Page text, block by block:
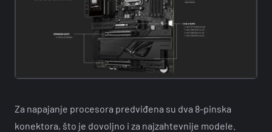
Za napajanje procesora predviđena su dva 8-pinska
konektora, što je dovoljno i za najzahtevnije modele.